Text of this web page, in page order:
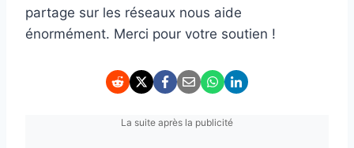
partage sur les réseaux nous aide
énormément. Merci pour votre soutien !
La suite après la publicité